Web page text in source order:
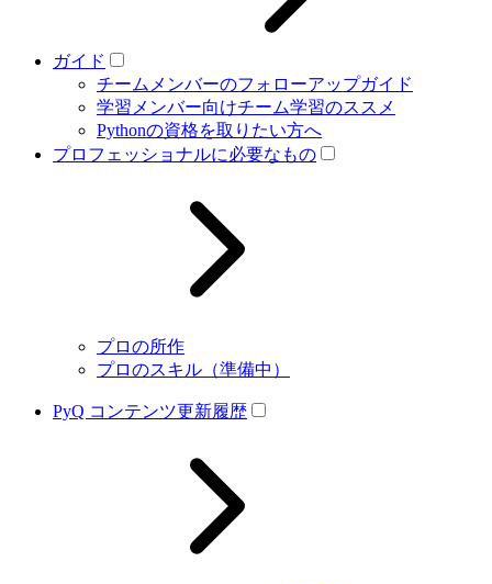
ガイド
チームメンバーのフォローアップガイド
学習メンバー向けチーム学習のススメ
Pythonの資格を取りたい方へ
プロフェッショナルに必要なもの
プロの所作
プロのスキル（準備中）
PyQ コンテンツ更新履歴